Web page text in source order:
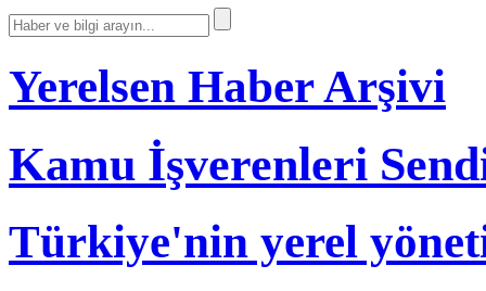
Yerelsen Haber Arşivi
Kamu İşverenleri
Türkiye'nin yerel